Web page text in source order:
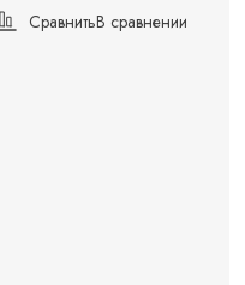
СравнитьВ сравнении